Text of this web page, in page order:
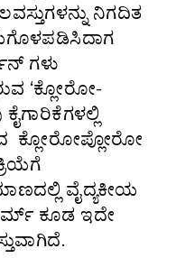
ನಿಗದಿತ
ಗಳು
‘ಕ್ಲೋರೋ-
ಕ್ಲೋರೋಪ್ಲೋರೋ
ವೈದ್ಯಕೀಯ
ಕೂಡ ಇದೇ